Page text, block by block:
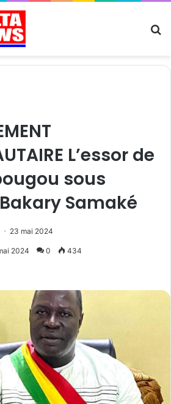
L’essor de
sous
Samaké
23 mai 2024
2024 0 434